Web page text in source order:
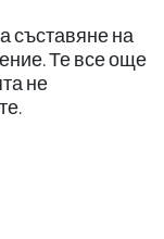
съставяне на
Те все още
не